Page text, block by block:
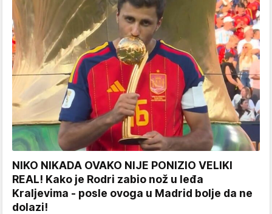
NIKO NIKADA OVAKO NIJE PONIZIO VELIKI
REAL! Kako je Rodri zabio nož u leđa
Kraljevima - posle ovoga u Madrid bolje da ne
dolazi!